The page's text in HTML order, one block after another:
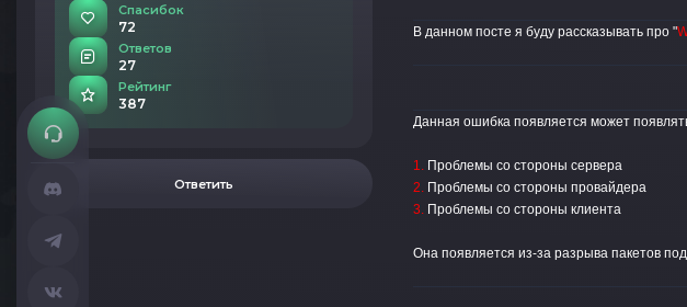
Спасибок
72
Ответов
27
Рейтинг
387
Ответить
В данном посте я буду рассказывать про "
Данная ошибка появляется может
1. Проблемы со стороны сервера
2.Проблемы со стороны провайдера
3. Проблемы со стороны клиента
Она появляется из-за разрыва пакетов